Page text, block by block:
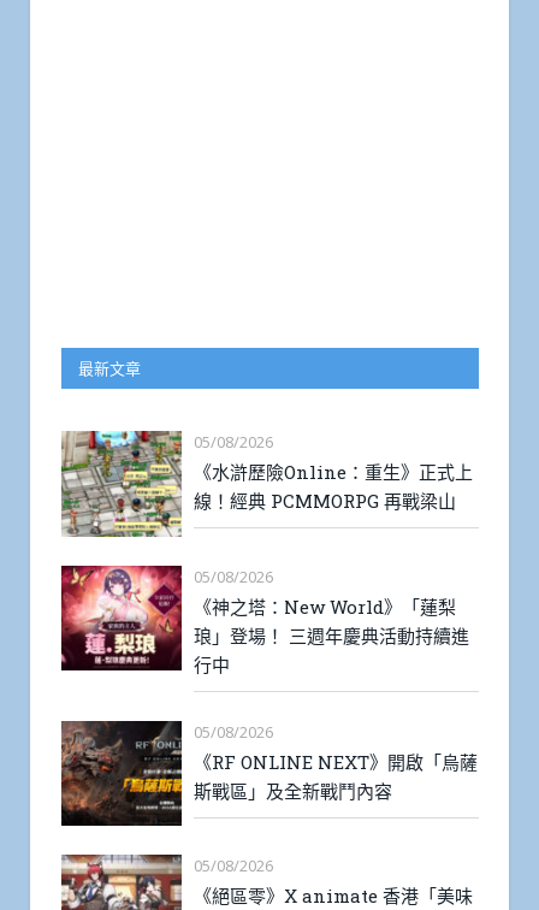
最新文章
05/08/2026
《水滸歷險Online：重生》正式上
線！經典 PCMMORPG 再戰梁山
05/08/2026
《神之塔：New World》「蓮梨
琅」登場！ 三週年慶典活動持續進
行中
05/08/2026
《RF ONLINE NEXT》開啟「烏薩
斯戰區」及全新戰鬥內容
05/08/2026
《絕區零》X animate 香港「美味